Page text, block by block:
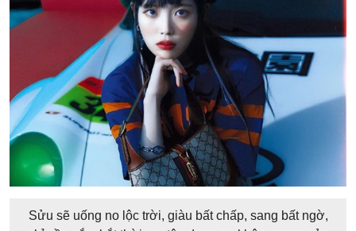
Sửu sẽ uống no lộc trời, giàu bất chấp, sang bất ngờ,